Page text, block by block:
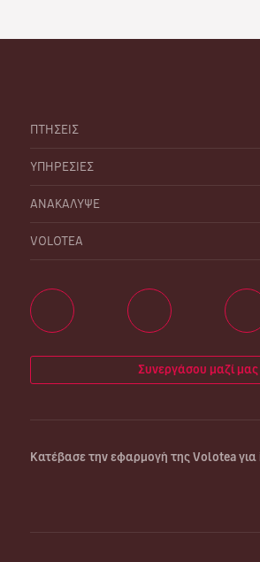
ΠΤΗΣΕΙΣ
ΥΠΗΡΕΣΙΕΣ
ΑΝΑΚΑΛΥΨΕ
VOLOTEA
Συνεργάσου μαζί μας
Κατέβασε την εφαρμογή της Volotea για